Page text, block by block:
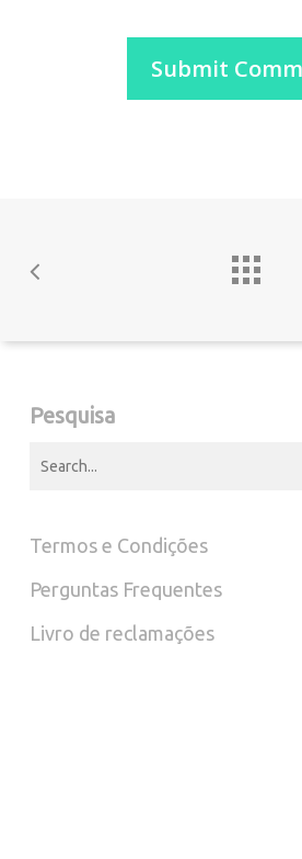
Pesquisa
Termos e Condições
Perguntas Frequentes
Livro de reclamações